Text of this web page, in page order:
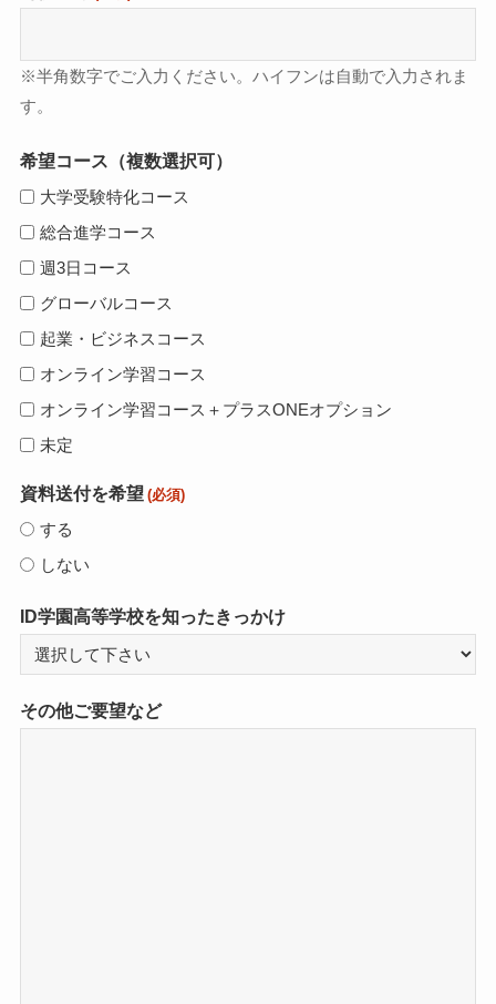
※半角数字でご入力ください。ハイフンは自動で入力されま
す。
希望コース（複数選択可）
大学受験特化コース
総合進学コース
週3日コース
グローバルコース
起業・ビジネスコース
オンライン学習コース
オンライン学習コース＋プラスONEオプション
未定
資料送付を希望 (必須)
する
しない
ID学園高等学校を知ったきっかけ
その他ご要望など